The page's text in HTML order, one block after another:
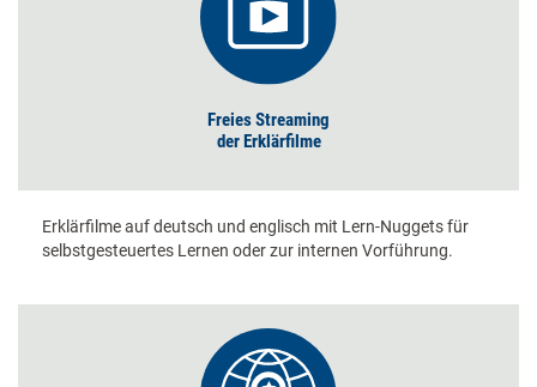
Freies Streaming
der Erklärfilme
Erklärfilme auf deutsch und englisch mit Lern-Nuggets für
selbstgesteuertes Lernen oder zur internen Vorführung.